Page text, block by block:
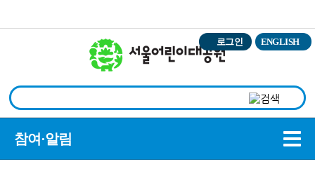
로그인 ENGLISH
참여·알림